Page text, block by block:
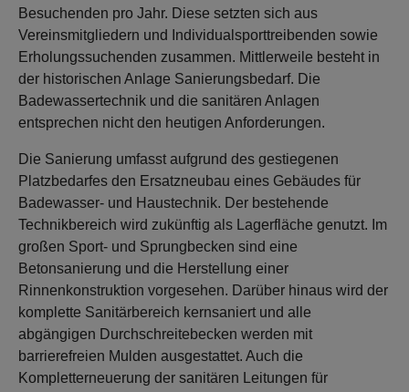
Besuchenden pro Jahr. Diese setzten sich aus
Vereinsmitgliedern und Individualsporttreibenden sowie
Erholungssuchenden zusammen. Mittlerweile besteht in
der historischen Anlage Sanierungsbedarf. Die
Badewassertechnik und die sanitären Anlagen
entsprechen nicht den heutigen Anforderungen.
Die Sanierung umfasst aufgrund des gestiegenen
Platzbedarfes den Ersatzneubau eines Gebäudes für
Badewasser- und Haustechnik. Der bestehende
Technikbereich wird zukünftig als Lagerfläche genutzt. Im
großen Sport- und Sprungbecken sind eine
Betonsanierung und die Herstellung einer
Rinnenkonstruktion vorgesehen. Darüber hinaus wird der
komplette Sanitärbereich kernsaniert und alle
abgängigen Durchschreitebecken werden mit
barrierefreien Mulden ausgestattet. Auch die
Kompletterneuerung der sanitären Leitungen für